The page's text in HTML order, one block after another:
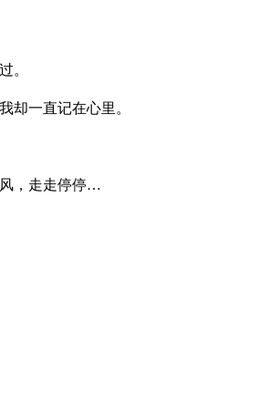
。
却一直记在心里。
，走走停停…